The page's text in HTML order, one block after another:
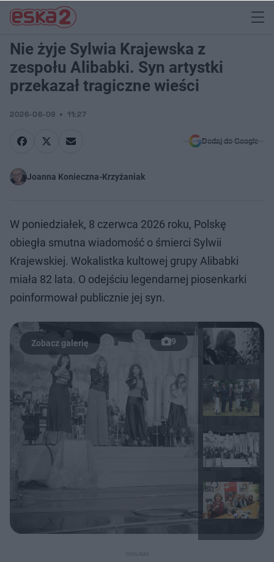
Nie żyje Sylwia Krajewska z
zespołu Alibabki. Syn artystki
przekazał tragiczne wieści
2026-06-09 11:27
Dodaj do Google
Joanna Konieczna-Krzyżaniak
W poniedziałek, 8 czerwca 2026 roku, Polskę
obiegła smutna wiadomość o śmierci Sylwii
Krajewskiej. Wokalistka kultowej grupy Alibabki
miała 82 lata. O odejściu legendarnej piosenkarki
poinformował publicznie jej syn.
9